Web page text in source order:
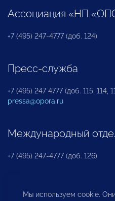
Ассоциация «НП
+7 (495) 247-4777 (доб. 124)
Пресс-служба
+7 (495) 247 4777 (доб. 115, 114,
pressa@opora.ru
Международный
+7 (495) 247-4777 (доб. 126)
Бюро по защите
Мы используем cookie.